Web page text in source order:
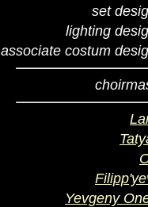
set
lighting
associate costum
Yevgeny